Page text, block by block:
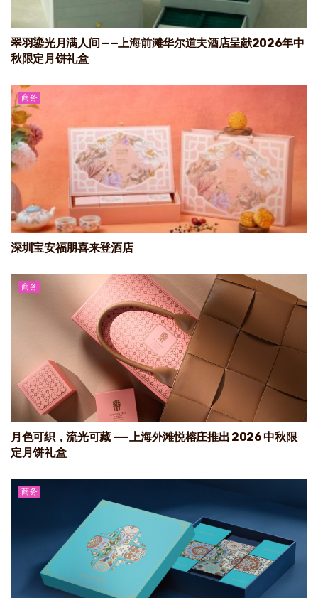
翠羽鎏光月满人间 ——上海前滩华尔道夫酒店呈献2026年中
秋限定月饼礼盒
商务
深圳宝安福朋喜来登酒店
商务
月色可织，流光可藏 ——上海外滩悦榕庄推出 2026 中秋限
定月饼礼盒
商务